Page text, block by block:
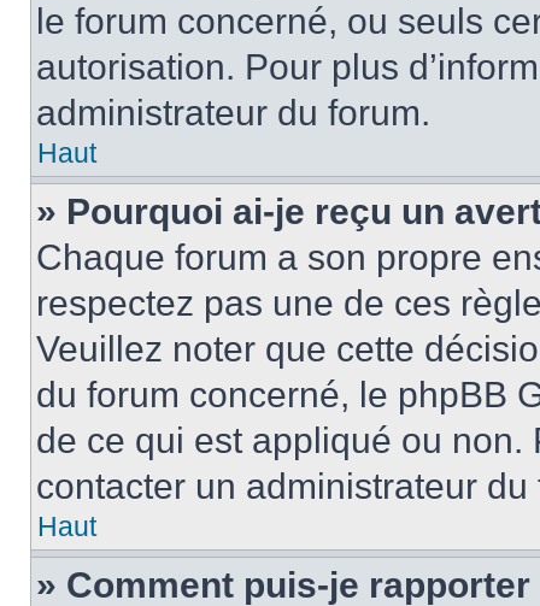
le forum concerné, ou seuls
autorisation. Pour plus
administrateur du forum.
Haut
» Pourquoi ai-je reçu un
Chaque forum a son propre
respectez pas une de ces
Veuillez noter que cette
du forum concerné, le phpBB
de ce qui est appliqué ou non.
contacter un administrateur du
Haut
» Comment puis-je